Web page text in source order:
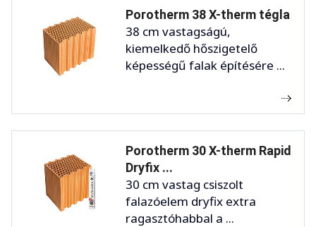
Porotherm 38 X-therm tégla
38 cm vastagságú,
kiemelkedő hőszigetelő
képességű falak építésére ...
Porotherm 30 X-therm Rapid
Dryfix ...
30 cm vastag csiszolt
falazóelem dryfix extra
ragasztóhabbal a ...